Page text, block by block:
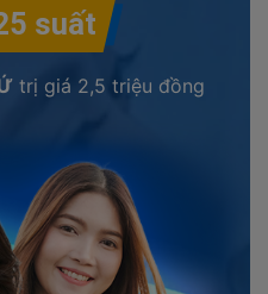
trị giá 2,5 triệu đồng